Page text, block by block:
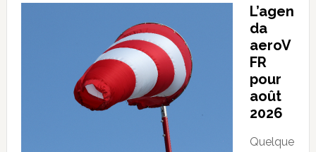
L’agen
da
aeroV
FR
pour
août
2026
Quelque